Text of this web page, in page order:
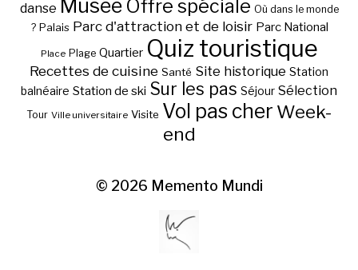
danse Musée Offre spéciale Où dans le monde
? Palais Parc d'attraction et de loisir Parc National
Place Plage Quartier Quiz touristique
Recettes de cuisine Santé Site historique Station
balnéaire Station de ski Sur les pas Séjour Sélection
Tour Ville universitaire Visite Vol pas cher Week-
end
© 2026 Memento Mundi